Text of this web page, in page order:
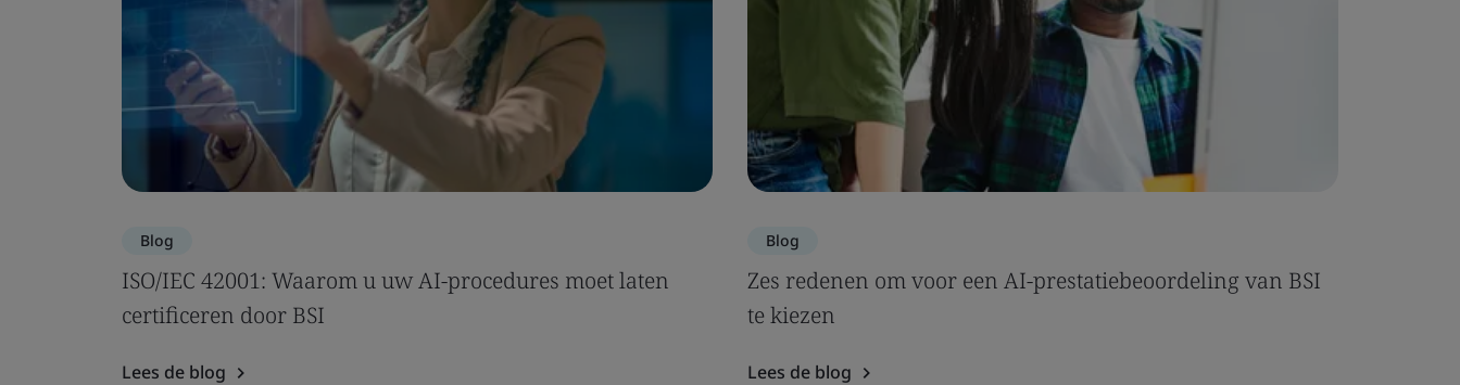
Blog
ISO/IEC 42001: Waarom u uw AI-procedures moet laten
certificeren door BSI
Lees de blog
Blog
Zes redenen om voor een AI-prestatiebeoordeling van BSI
te kiezen
Lees de blog